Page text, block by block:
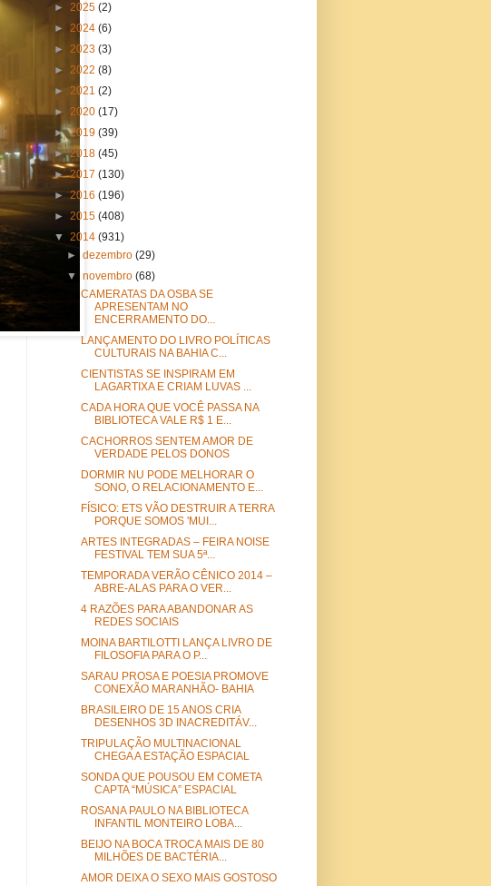
► 2025 (2)
► 2024 (6)
► 2023 (3)
► 2022 (8)
► 2021 (2)
► 2020 (17)
►2019 (39)
►2018 (45)
►2017 (130)
►2016 (196)
► 2015 (408)
▼ 2014 (931)
►dezembro(29)
▼novembro(68)
CAMERATAS DA OSBA SE
APRESENTAM NO
ENCERRAMENTO DO...
LANÇAMENTO DO LIVRO POLÍTICAS
CULTURAIS NA BAHIA C...
CIENTISTAS SE INSPIRAM EM
LAGARTIXA E CRIAM LUVAS ...
CADA HORA QUE VOCÊ PASSA NA
BIBLIOTECA VALE R$ 1 E...
CACHORROS SENTEM AMOR DE
VERDADE PELOS DONOS
DORMIR NU PODE MELHORAR O
SONO, O RELACIONAMENTO E...
FÍSICO: ETS VÃO DESTRUIR A TERRA
PORQUE SOMOS 'MUI...
ARTES INTEGRADAS – FEIRA NOISE
FESTIVAL TEM SUA 5ª...
TEMPORADA VERÃO CÊNICO 2014 –
ABRE-ALAS PARA O VER...
4 RAZÕES PARA ABANDONAR AS
REDES SOCIAIS
MOINA BARTILOTTI LANÇA LIVRO DE
FILOSOFIA PARA O P...
SARAU PROSA E POESIA PROMOVE
CONEXÃO MARANHÃO- BAHIA
BRASILEIRO DE 15 ANOS CRIA
DESENHOS 3D INACREDITÁV...
TRIPULAÇÃO MULTINACIONAL
CHEGA A ESTAÇÃO ESPACIAL
SONDA QUE POUSOU EM COMETA
CAPTA “MÚSICA” ESPACIAL
ROSANA PAULO NA BIBLIOTECA
INFANTIL MONTEIRO LOBA...
BEIJO NA BOCA TROCA MAIS DE 80
MILHÕES DE BACTÉRIA...
AMOR DEIXA O SEXO MAIS GOSTOSO